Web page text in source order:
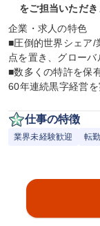
をご担当いただき
企業・求人の特色
■圧倒的世界シェア/
点を置き、グローバ
■数多くの特許を保
60年連続黒字経営を
仕事の特徴
業界未経験歓迎 転